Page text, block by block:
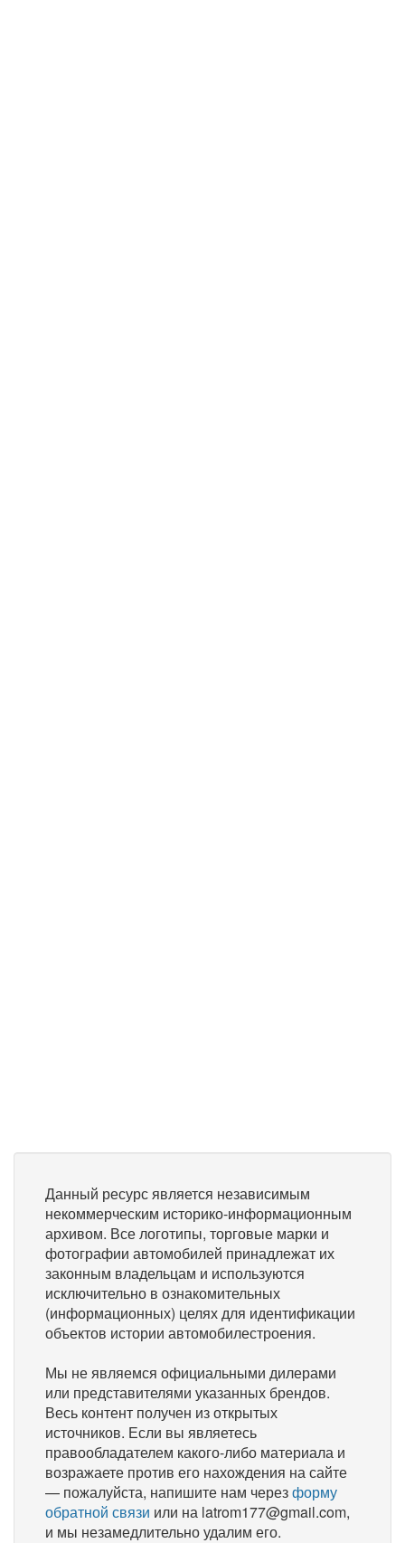
Данный ресурс является независимым
некоммерческим историко-информационным
архивом. Все логотипы, торговые марки и
фотографии автомобилей принадлежат их
законным владельцам и используются
исключительно в ознакомительных
(информационных) целях для идентификации
объектов истории автомобилестроения.
Мы не являемся официальными дилерами
или представителями указанных брендов.
Весь контент получен из открытых
источников. Если вы являетесь
правообладателем какого-либо материала и
возражаете против его нахождения на сайте
— пожалуйста, напишите нам черезформу
обратной связи или на latrom177@gmail.com,
и мы незамедлительно удалим его.